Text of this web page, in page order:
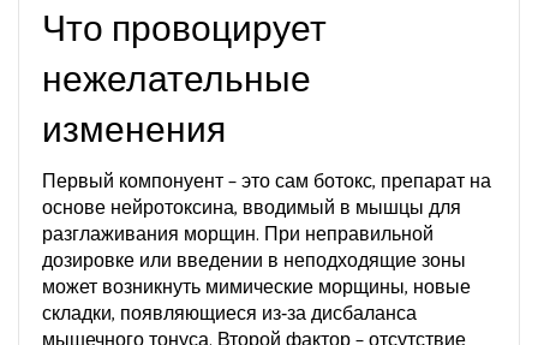
Что провоцирует
нежелательные
изменения
Первый компонуент – это сам ботокс, препарат на
основе нейротоксина, вводимый в мышцы для
разглаживания морщин. При неправильной
дозировке или введении в неподходящие зоны
может возникнутьмимические морщины, новые
складки, появляющиеся из‑за дисбаланса